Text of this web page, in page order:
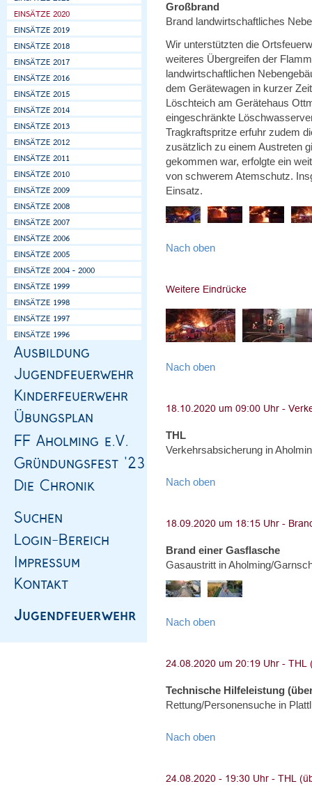
Großbrand
Brand landwirtschaftliches
Wir unterstützten die
weiteres Übergreifen der
landwirtschaftlichen
dem Gerätewagen in kurzer
Löschteich am Gerätehaus
eingeschränkte
Tragkraftspritze erfuhr zudem
zusätzlich zu einem Austreten
gekommen war, erfolgte ein
von schwerem Atemschutz.
Einsatz.
Nach oben
Nach oben
THL
Verkehrsabsicherung in
Nach oben
Brand einer Gasflasche
Gasaustritt in Aholming/
Nach oben
Technische Hilfeleistung
Rettung/Personensuche in
Nach oben